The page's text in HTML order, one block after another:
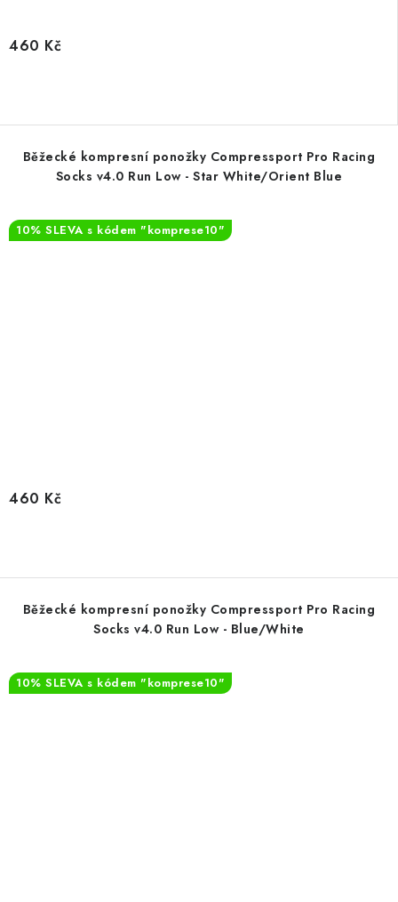
460 Kč
Běžecké kompresní ponožky Compressport Pro Racing
Socks v4.0 Run Low - Star White/Orient Blue
10% SLEVA s kódem "komprese10"
460 Kč
Běžecké kompresní ponožky Compressport Pro Racing
Socks v4.0 Run Low - Blue/White
10% SLEVA s kódem "komprese10"